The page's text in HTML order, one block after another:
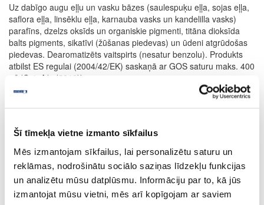
Šī tīmekļa vietne izmanto sīkfailus
Mēs izmantojam sīkfailus, lai personalizētu saturu un
reklāmas, nodrošinātu sociālo saziņas līdzekļu funkcijas
un analizētu mūsu datplūsmu. Informāciju par to, kā jūs
izmantojat mūsu vietni, mēs arī kopīgojam ar saviem
Uz dabīgo augu eļļu un vasku bāzes (saulespuķu eļļa, sojas eļļa,
saflora eļļa, linsēklu eļļa, karnauba vasks un kandelilla vasks)
parafīns, dzelzs oksīds un organiskie pigmenti, titāna dioksīda
balts pigments, sikatīvi (žūšanas piedevas) un ūdeni atgrūdošas
piedevas. Dearomatizēts vaitspirts (nesatur benzolu). Produkts
atbilst ES regulai (2004/42/EK) saskaņā ar GOS saturu maks. 400
g/l (Cat. A/e (2010)).
Precizēta sastāvdaļu deklarācija pieejama pēc pieprasījuma.
1 litrs nosedz apm. 24 m² ar vienu kārtu.
Produkta patēriņš ir ļoti atkarīgs no koksnes īpašībām. Visa
informācija attiecas uz gludām un ēvelētām/zāģētām virsmām.
Citas virsmas var novest pie mazākas segtspējas.
Pēc pieprasījuma pieejami 0.125L, 0.375L, 0.75L, 2.5L
iepakojumi.